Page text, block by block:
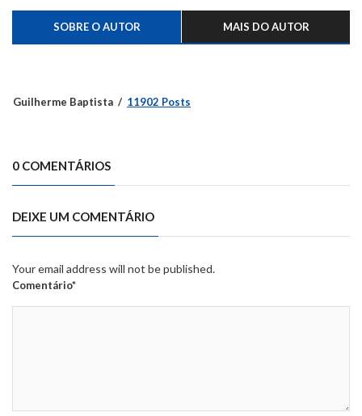
SOBRE O AUTOR MAIS DO AUTOR
Guilherme Baptista 11902 Posts
0 COMENTÁRIOS
DEIXE UM COMENTÁRIO
Your email address will not be published.
Comentário*